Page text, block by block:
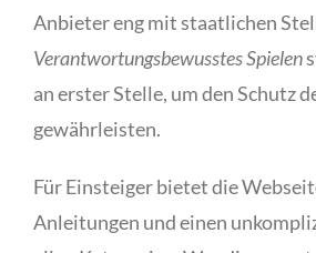
Anbieter eng mit staatlichen
Verantwortungsbewusstes Spielen
an erster Stelle, um den Schutz
gewährleisten.
Für Einsteiger bietet die
Anleitungen und einen